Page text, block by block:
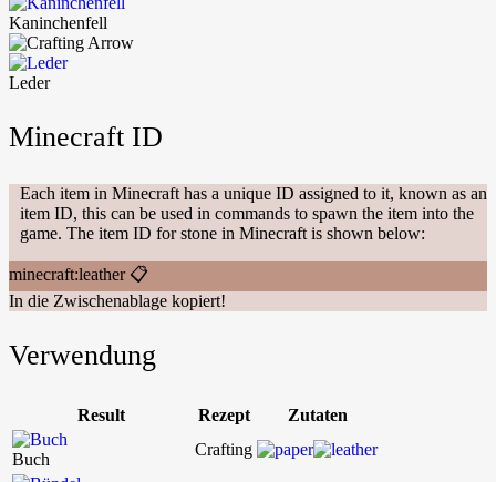
Kaninchenfell
Leder
Minecraft ID
Each item in Minecraft has a unique ID assigned to it, known as an
item ID, this can be used in commands to spawn the item into the
game. The item ID for stone in Minecraft is shown below:
minecraft:leather 📋
In die Zwischenablage kopiert!
Verwendung
Result Rezept Zutaten
Buch
Crafting